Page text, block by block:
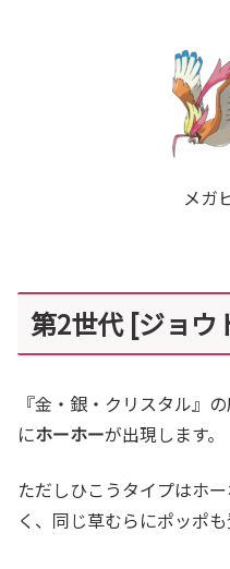
メガ
第2世代 [ジョウ
『金・銀・クリスタル』
にホーホーが出現します。
ただしひこうタイプはホ
く、同じ草むらにポッポも